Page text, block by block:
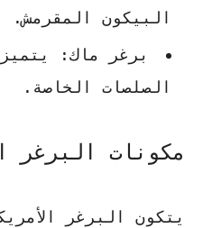
البيكون المقرمش.
برغر ماك:
الصلصات الخاصة.
مكونات البرغر
يتكون البرغر